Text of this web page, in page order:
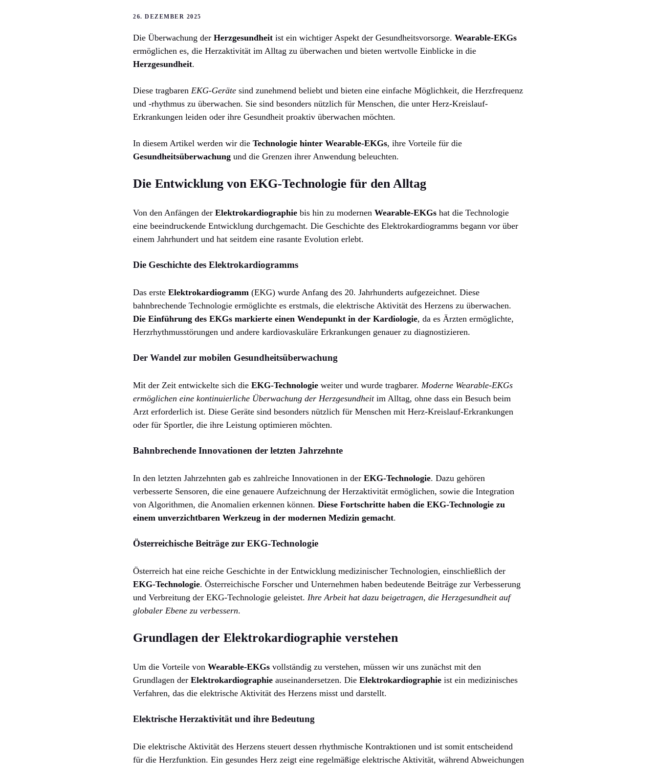
26. DEZEMBER 2025
Die Überwachung der Herzgesundheit ist ein wichtiger Aspekt der Gesundheitsvorsorge. Wearable-EKGs
ermöglichen es, die Herzaktivität im Alltag zu überwachen und bieten wertvolle Einblicke in die
Herzgesundheit.
Diese tragbaren EKG-Geräte sind zunehmend beliebt und bieten eine einfache Möglichkeit, die Herzfrequenz
und -rhythmus zu überwachen. Sie sind besonders nützlich für Menschen, die unter Herz-Kreislauf-
Erkrankungen leiden oder ihre Gesundheit proaktiv überwachen möchten.
In diesem Artikel werden wir die Technologie hinter Wearable-EKGs, ihre Vorteile für die
Gesundheitsüberwachung und die Grenzen ihrer Anwendung beleuchten.
Die Entwicklung von EKG-Technologie für den Alltag
Von den Anfängen der Elektrokardiographie bis hin zu modernen Wearable-EKGs hat die Technologie
eine beeindruckende Entwicklung durchgemacht. Die Geschichte des Elektrokardiogramms begann vor über
einem Jahrhundert und hat seitdem eine rasante Evolution erlebt.
Die Geschichte des Elektrokardiogramms
Das erste Elektrokardiogramm (EKG) wurde Anfang des 20. Jahrhunderts aufgezeichnet. Diese
bahnbrechende Technologie ermöglichte es erstmals, die elektrische Aktivität des Herzens zu überwachen.
Die Einführung des EKGs markierte einen Wendepunkt in der Kardiologie, da es Ärzten ermöglichte,
Herzrhythmusstörungen und andere kardiovaskuläre Erkrankungen genauer zu diagnostizieren.
Der Wandel zur mobilen Gesundheitsüberwachung
Mit der Zeit entwickelte sich die EKG-Technologie weiter und wurde tragbarer. Moderne Wearable-EKGs
ermöglichen eine kontinuierliche Überwachung der Herzgesundheitim Alltag, ohne dass ein Besuch beim
Arzt erforderlich ist. Diese Geräte sind besonders nützlich für Menschen mit Herz-Kreislauf-Erkrankungen
oder für Sportler, die ihre Leistung optimieren möchten.
Bahnbrechende Innovationen der letzten Jahrzehnte
In den letzten Jahrzehnten gab es zahlreiche Innovationen in der EKG-Technologie. Dazu gehören
verbesserte Sensoren, die eine genauere Aufzeichnung der Herzaktivität ermöglichen, sowie die Integration
von Algorithmen, die Anomalien erkennen können. Diese Fortschritte haben die EKG-Technologie zu
einem unverzichtbaren Werkzeug in der modernen Medizin gemacht.
Österreichische Beiträge zur EKG-Technologie
Österreich hat eine reiche Geschichte in der Entwicklung medizinischer Technologien, einschließlich der
EKG-Technologie. Österreichische Forscher und Unternehmen haben bedeutende Beiträge zur Verbesserung
und Verbreitung der EKG-Technologie geleistet. Ihre Arbeit hat dazu beigetragen, die Herzgesundheit auf
globaler Ebene zu verbessern.
Grundlagen der Elektrokardiographie verstehen
Um die Vorteile von Wearable-EKGs vollständig zu verstehen, müssen wir uns zunächst mit den
Grundlagen der Elektrokardiographie auseinandersetzen. Die Elektrokardiographie ist ein medizinisches
Verfahren, das die elektrische Aktivität des Herzens misst und darstellt.
Elektrische Herzaktivität und ihre Bedeutung
Die elektrische Aktivität des Herzens steuert dessen rhythmische Kontraktionen und ist somit entscheidend
für die Herzfunktion. Ein gesundes Herz zeigt eine regelmäßige elektrische Aktivität, während Abweichungen